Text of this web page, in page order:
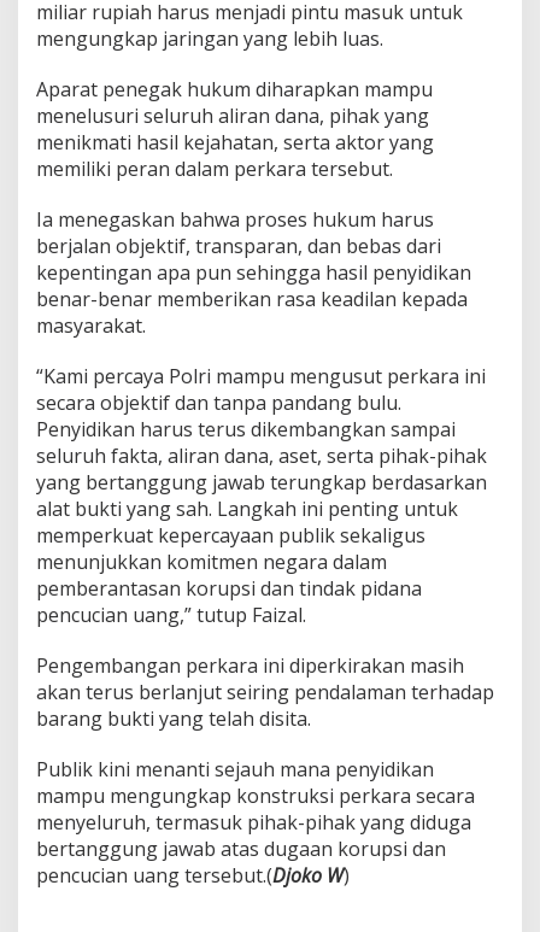
miliar rupiah harus menjadi pintu masuk untuk
mengungkap jaringan yang lebih luas.
Aparat penegak hukum diharapkan mampu
menelusuri seluruh aliran dana, pihak yang
menikmati hasil kejahatan, serta aktor yang
memiliki peran dalam perkara tersebut.
Ia menegaskan bahwa proses hukum harus
berjalan objektif, transparan, dan bebas dari
kepentingan apa pun sehingga hasil penyidikan
benar-benar memberikan rasa keadilan kepada
masyarakat.
“Kami percaya Polri mampu mengusut perkara ini
secara objektif dan tanpa pandang bulu.
Penyidikan harus terus dikembangkan sampai
seluruh fakta, aliran dana, aset, serta pihak-pihak
yang bertanggung jawab terungkap berdasarkan
alat bukti yang sah. Langkah ini penting untuk
memperkuat kepercayaan publik sekaligus
menunjukkan komitmen negara dalam
pemberantasan korupsi dan tindak pidana
pencucian uang,” tutup Faizal.
Pengembangan perkara ini diperkirakan masih
akan terus berlanjut seiring pendalaman terhadap
barang bukti yang telah disita.
Publik kini menanti sejauh mana penyidikan
mampu mengungkap konstruksi perkara secara
menyeluruh, termasuk pihak-pihak yang diduga
bertanggung jawab atas dugaan korupsi dan
pencucian uang tersebut.(Djoko W)